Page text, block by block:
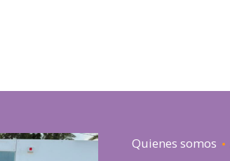
Quienes somos